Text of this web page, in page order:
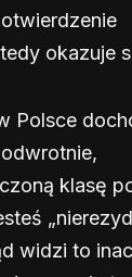
okazuje
Polsce
klasę
widzi to